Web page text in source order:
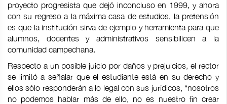
proyecto progresista que dejó inconcluso en 1999, y ahora
con su regreso a la máxima casa de estudios, la pretensión
es que la institución sirva de ejemplo y herramienta para que
alumnos, docentes y administrativos sensibilicen a la
comunidad campechana.
Respecto a un posible juicio por daños y prejuicios, el rector
se limitó a señalar que el estudiante está en su derecho y
ellos sólo responderán a lo legal con sus jurídicos, “nosotros
no podemos hablar más de ello, no es nuestro fin crear